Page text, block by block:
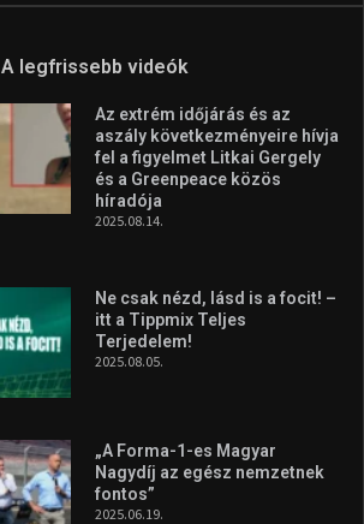
A legfrissebb videók
Az extrém időjárás és az
aszály következményeire hívja
fel a figyelmet Litkai Gergely
és a Greenpeace közös
híradója
2025.08.14.
Ne csak nézd, lásd is a focit! –
itt a Tippmix Teljes
Terjedelem!
2025.08.05.
„A Forma-1-es Magyar
Nagydíj az egész nemzetnek
fontos”
2025.06.19.